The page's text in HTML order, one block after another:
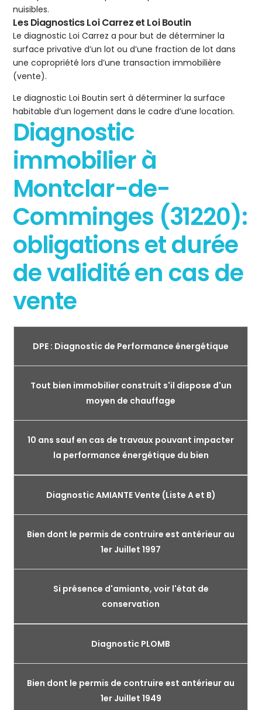
nuisibles.
Les Diagnostics Loi Carrez et Loi Boutin
Le diagnostic Loi Carrez a pour but de déterminer la
surface privative d’un lot ou d’une fraction de lot dans
une copropriété lors d’une transaction immobilière
(vente).
Le diagnostic Loi Boutin sert à déterminer la surface
habitable d’un logement dans le cadre d’une location.
Diagnostic
immobilier à
Montclar-de-
Comminges (31220):
obligations et durée
de validité en cas de
vente
DPE : Diagnostic de Performance énergétique
Tout bien immobilier construit s'il dispose d'un
moyen de chauffage
10 ans sauf en cas de travaux pouvant impacter
la performance énergétique du bien
Diagnostic AMIANTE Vente (Liste A et B)
Bien dont le permis de contruire est antérieur au
1er Juillet 1997
Si présence d'amiante, voir l'état de
conservation
Diagnostic PLOMB
Bien dont le permis de contruire est antérieur au
1er Juillet 1949